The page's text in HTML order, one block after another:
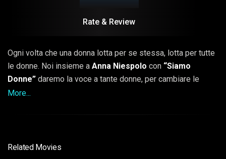
Rate & Review
Ogni volta che una donna lotta per se stessa, lotta per tutte
le donne. Noi insieme a Anna Niespolo con “Siamo
Donne” daremo la voce a tante donne, per cambiare le
cose, per denunciare, per raccontare le loro storie, ma
More...
Related Movies